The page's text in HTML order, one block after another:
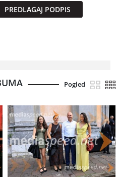
PREDLAGAJ PODPIS
Pogled